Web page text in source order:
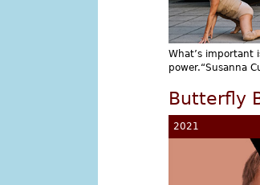
What’s important
power.“Susanna
Butterfly
2021